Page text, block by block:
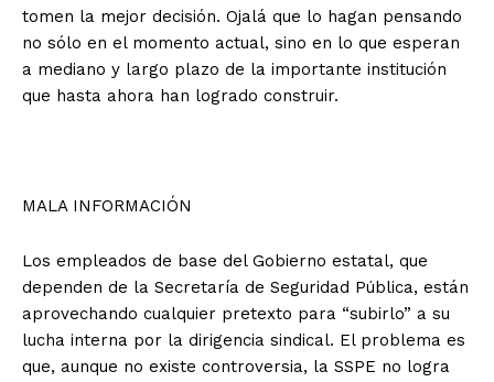
tomen la mejor decisión. Ojalá que lo hagan pensando
no sólo en el momento actual, sino en lo que esperan
a mediano y largo plazo de la importante institución
que hasta ahora han logrado construir.
MALA INFORMACIÓN
Los empleados de base del Gobierno estatal, que
dependen de la Secretaría de Seguridad Pública, están
aprovechando cualquier pretexto para “subirlo” a su
lucha interna por la dirigencia sindical. El problema es
que, aunque no existe controversia, la SSPE no logra